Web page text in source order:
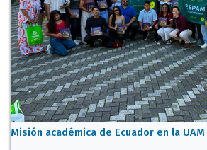
Misión académica de Ecuador en la UAM